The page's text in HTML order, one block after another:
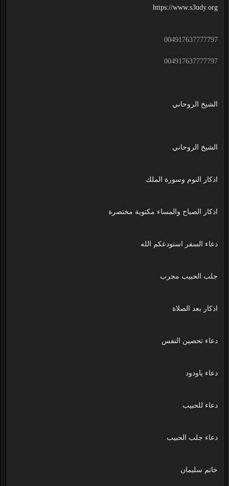
https://www.s3udy.org
004917637777797
004917637777797
الشيخ الروحاني
الشيخ الروحاني
اذكار النوم وسورة الملك
اذكار الصباح والمساء مكتوبة مختصرة
دعاء السفر استودعكم الله
جلب الحبيب مجرب
اذكار بعد الصلاة
دعاء تحصين النفس
دعاء ياودود
دعاء للحبيب
دعاء جلب الحبيب
خاتم سليمان